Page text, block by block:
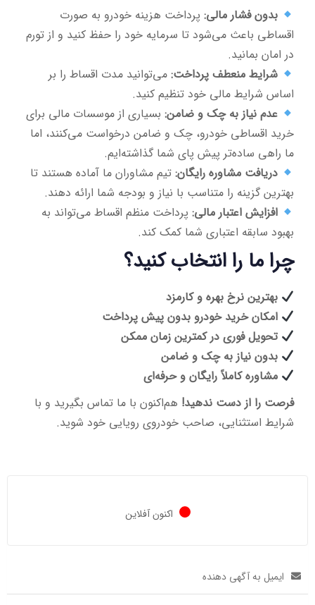
بدون فشار مالی: پرداخت هزینه خودرو به صورت
اقساطی باعث می‌شود تا سرمایه خود را حفظ کنید و از تورم
در امان بمانید.
شرایط منعطف پرداخت: می‌توانید مدت اقساط را بر
اساس شرایط مالی خود تنظیم کنید.
عدم نیاز به چک و ضامن: بسیاری از موسسات مالی برای
خرید اقساطی خودرو، چک و ضامن درخواست می‌کنند، اما
ما راهی ساده‌تر پیش پای شما گذاشته‌ایم.
دریافت مشاوره رایگان: تیم مشاوران ما آماده هستند تا
بهترین گزینه را متناسب با نیاز و بودجه شما ارائه دهند.
افزایش اعتبار مالی: پرداخت منظم اقساط می‌تواند به
بهبود سابقه اعتباری شما کمک کند.
چرا ما را انتخاب کنید؟
بهترین نرخ بهره و کارمزد
امکان خرید خودرو بدون پیش پرداخت
تحویل فوری در کمترین زمان ممکن
بدون نیاز به چک و ضامن
مشاوره کاملاً رایگان و حرفه‌ای
فرصت را از دست ندهید! هم‌اکنون با ما تماس بگیرید و با
شرایط استثنایی، صاحب خودروی رویایی خود شوید.
اکنون آفلاین
ایمیل به آگهی دهنده